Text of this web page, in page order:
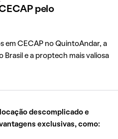
pelo
em CECAP no QuintoAndar, a
e a proptech mais valiosa
descomplicado e
exclusivas, como: